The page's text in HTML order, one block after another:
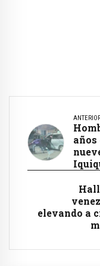
años
elevando a